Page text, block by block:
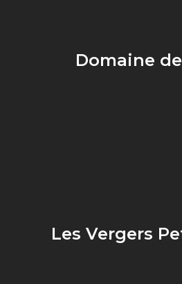
Domaine
Les Vergers